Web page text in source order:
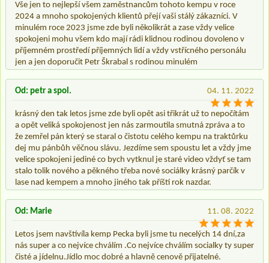
Vše jen to nejlepší všem zaměstnancům tohoto kempu v roce
2024 a mnoho spokojených klientů přejí vaši stálý zákazníci. V
minulém roce 2023 jsme zde byli několikrát a zase vždy velice
spokojeni mohu všem kdo mají rádi klidnou rodinou dovoleno v
příjemném prostředí příjemných lidí a vždy vstřícného personálu
jen a jen doporučit Petr Škrabal s rodinou minulém
04. 11. 2022
Od: petr a spol.
krásný den tak letos jsme zde byli opět asi třikrát už to nepočítám
a opět veliká spokojenost jen nás zarmoutila smutná zpráva a to
že zemřel pán který se staral o čistotu celého kempu na traktůrku
dej mu pánbůh věčnou slávu. Jezdíme sem spoustu let a vždy jme
velice spokojeni jediné co bych vytknul je staré video vždyť se tam
stalo tolik nového a pěkného třeba nové sociálky krásný parčík v
lase nad kempem a mnoho jiného tak příští rok nazdar.
11. 08. 2022
Od: Marie
Letos jsem navštívíla kemp Pecka byli jsme tu necelých 14 dní,za
nás super a co nejvíce chválím .Co nejvíce chválím socialky ty super
čisté a jídelnu.Jídlo moc dobré a hlavně cenově přijatelné.